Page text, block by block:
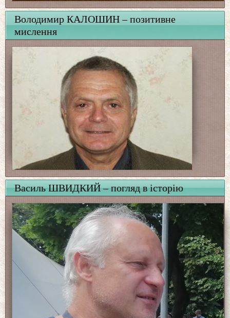
Володимир КАЛОШИН – позитивне
мислення
Василь ШВИДКИЙ – погляд в історію